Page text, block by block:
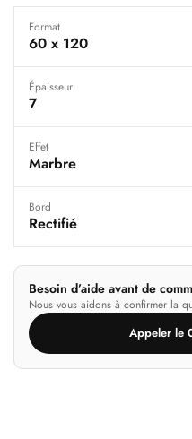
Format
60 x 120
Épaisseur
7
Effet
Marbre
Bord
Rectifié
Besoin d’aide avant de
Nous vous aidons à confirmer la
Appeler le